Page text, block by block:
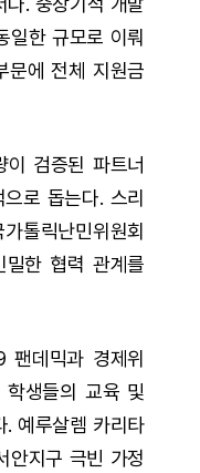
일한 규모로 이뤄
에 전체 지원금
검증된 파트너
로 돕는다. 스리
톨릭난민위원회
한 협력 관계를
팬데믹과 경제위
생들의 교육 및
. 예루살렘 카리타
안지구 극빈 가정